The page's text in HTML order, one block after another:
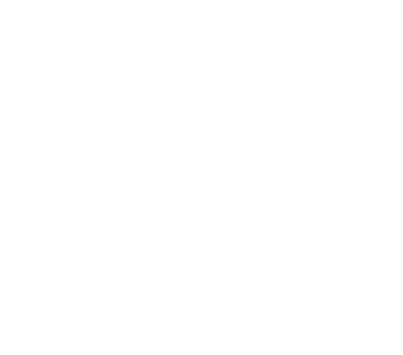
mát, độ dày vừa phải đứng form, độ